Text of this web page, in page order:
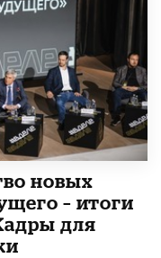
новых
– итоги
для